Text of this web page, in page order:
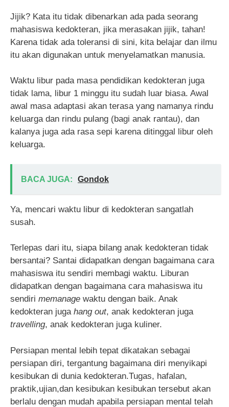
Jijik? Kata itu tidak dibenarkan ada pada seorang
mahasiswa kedokteran, jika merasakan jijik, tahan!
Karena tidak ada toleransi di sini, kita belajar dan ilmu
itu akan digunakan untuk menyelamatkan manusia.
Waktu libur pada masa pendidikan kedokteran juga
tidak lama, libur 1 minggu itu sudah luar biasa. Awal
awal masa adaptasi akan terasa yang namanya rindu
keluarga dan rindu pulang (bagi anak rantau), dan
kalanya juga ada rasa sepi karena ditinggal libur oleh
keluarga.
BACA JUGA: Gondok
Ya, mencari waktu libur di kedokteran sangatlah
susah.
Terlepas dari itu, siapa bilang anak kedokteran tidak
bersantai? Santai didapatkan dengan bagaimana cara
mahasiswa itu sendiri membagi waktu. Liburan
didapatkan dengan bagaimana cara mahasiswa itu
sendiri memanage waktu dengan baik. Anak
kedokteran juga hang out, anak kedokteran juga
travelling, anak kedokteran juga kuliner.
Persiapan mental lebih tepat dikatakan sebagai
persiapan diri, tergantung bagaimana diri menyikapi
kesibukan di dunia kedokteran.Tugas, hafalan,
praktik,ujian,dan kesibukan kesibukan tersebut akan
berlalu dengan mudah apabila persiapan mental telah